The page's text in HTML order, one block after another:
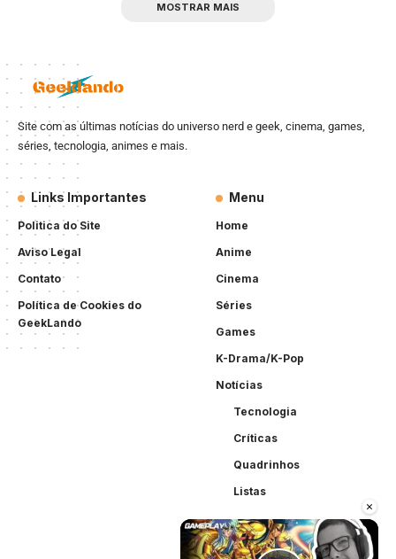
×
MOSTRAR MAIS
Site com as últimas notícias do universo nerd e geek, cinema, games,
séries, tecnologia, animes e mais.
Links Importantes
Politica do Site
Aviso Legal
Contato
Política de Cookies do
GeekLando
Menu
Home
Anime
Cinema
Séries
Games
K-Drama/K-Pop
Notícias
Tecnologia
Críticas
Quadrinhos
Listas